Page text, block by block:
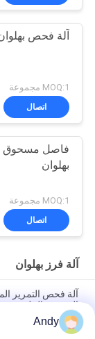
آلة فحص
MOQ:1 مجموعة
اتصال
فاصل مسحوق
بهلوان
MOQ:1 مجموعة
اتصال
آلة فرز بهلوان
آلة فحص التمرير
الدقيقة والملصقة
آلة غربلة دوارة
Andy